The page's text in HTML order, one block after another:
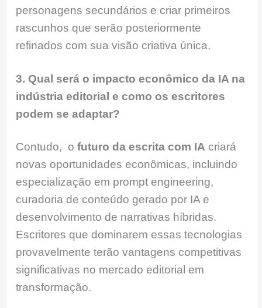
personagens secundários e criar primeiros
rascunhos que serão posteriormente
refinados com sua visão criativa única.
3. Qual será o impacto econômico da IA na
indústria editorial e como os escritores
podem se adaptar?
Contudo, ofuturo da escrita com IA criará
novas oportunidades econômicas, incluindo
especialização em prompt engineering,
curadoria de conteúdo gerado por IA e
desenvolvimento de narrativas híbridas.
Escritores que dominarem essas tecnologias
provavelmente terão vantagens competitivas
significativas no mercado editorial em
transformação.